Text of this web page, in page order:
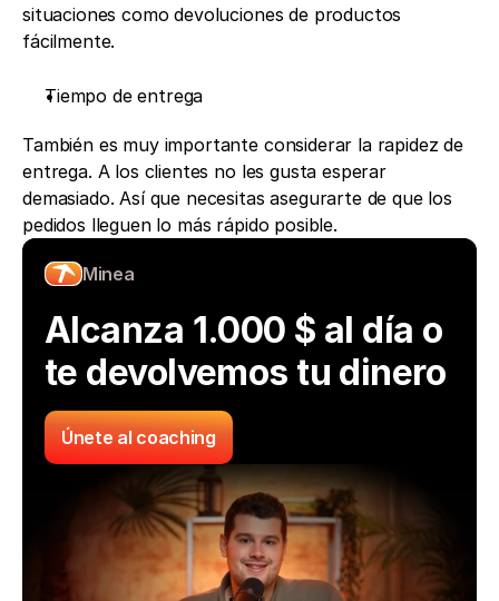
situaciones como devoluciones de productos
fácilmente.
Tiempo de entrega
También es muy importante considerar la rapidez de
entrega. A los clientes no les gusta esperar
demasiado. Así que necesitas asegurarte de que los
pedidos lleguen lo más rápido posible.
Minea
Alcanza 1.000 $ al día o
te devolvemos tu dinero
Únete al coaching